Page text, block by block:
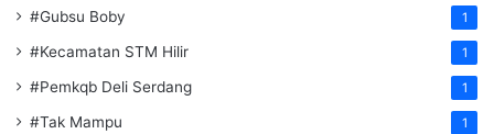
#Gubsu Boby 1
#Kecamatan STM Hilir 1
#Pemkqb Deli Serdang 1
#Tak Mampu 1